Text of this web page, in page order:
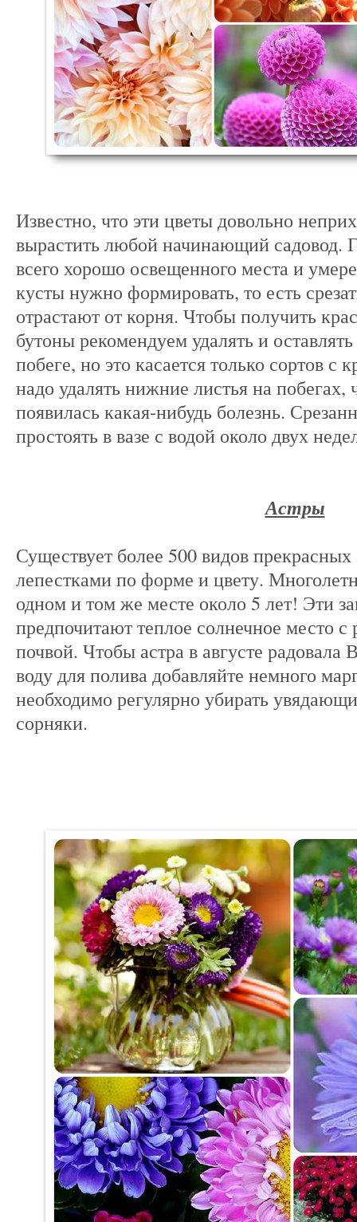
Известно, что эти цветы довольно
вырастить любой начинающий садовод.
всего хорошо освещенного места и
кусты нужно формировать, то есть
отрастают от корня. Чтобы получить
бутоны рекомендуем удалять и
побеге, но это касается только сортов
надо удалять нижние листья на побегах,
появилась какая-нибудь болезнь.
простоять в вазе с водой около двух
Астры
Существует более 500 видов
лепестками по форме и цвету.
одном и том же месте около 5 лет! Эти
предпочитают теплое солнечное место
почвой. Чтобы астра в августе
воду для полива добавляйте немного
необходимо регулярно убирать
сорняки.